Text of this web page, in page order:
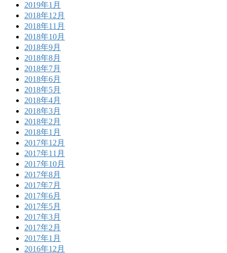
2019年1月
2018年12月
2018年11月
2018年10月
2018年9月
2018年8月
2018年7月
2018年6月
2018年5月
2018年4月
2018年3月
2018年2月
2018年1月
2017年12月
2017年11月
2017年10月
2017年8月
2017年7月
2017年6月
2017年5月
2017年3月
2017年2月
2017年1月
2016年12月